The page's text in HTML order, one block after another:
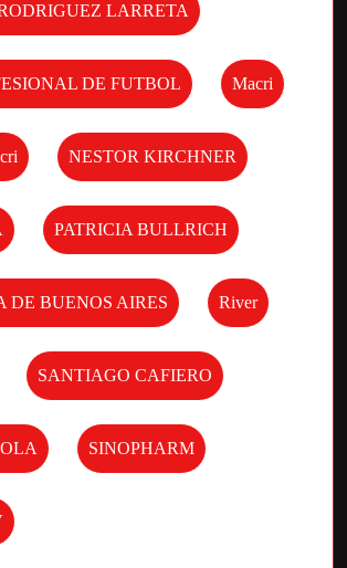
LARRETA
DE FUTBOL Macri
NESTOR KIRCHNER
PATRICIA BULLRICH
DE BUENOS AIRES River
SANTIAGO CAFIERO
SINOPHARM